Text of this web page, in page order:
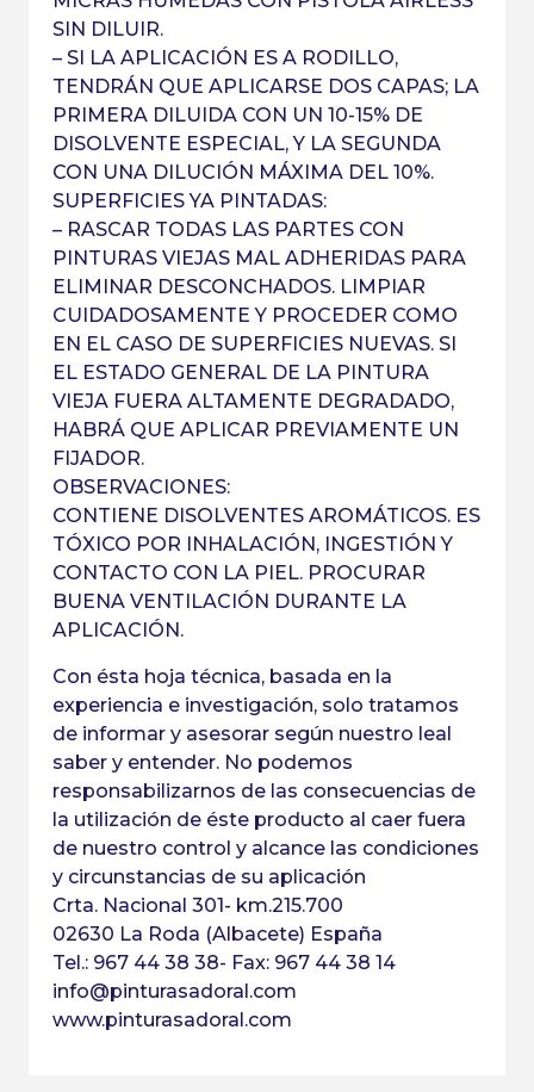
SIN DILUIR.
– SI LA APLICACIÓN ES A RODILLO,
TENDRÁN QUE APLICARSE DOS CAPAS; LA
PRIMERA DILUIDA CON UN 10-15% DE
DISOLVENTE ESPECIAL, Y LA SEGUNDA
CON UNA DILUCIÓN MÁXIMA DEL 10%.
SUPERFICIES YA PINTADAS:
– RASCAR TODAS LAS PARTES CON
PINTURAS VIEJAS MAL ADHERIDAS PARA
ELIMINAR DESCONCHADOS. LIMPIAR
CUIDADOSAMENTE Y PROCEDER COMO
EN EL CASO DE SUPERFICIES NUEVAS. SI
EL ESTADO GENERAL DE LA PINTURA
VIEJA FUERA ALTAMENTE DEGRADADO,
HABRÁ QUE APLICAR PREVIAMENTE UN
FIJADOR.
OBSERVACIONES:
CONTIENE DISOLVENTES AROMÁTICOS. ES
TÓXICO POR INHALACIÓN, INGESTIÓN Y
CONTACTO CON LA PIEL. PROCURAR
BUENA VENTILACIÓN DURANTE LA
APLICACIÓN.
Con ésta hoja técnica, basada en la
experiencia e investigación, solo tratamos
de informar y asesorar según nuestro leal
saber y entender. No podemos
responsabilizarnos de las consecuencias de
la utilización de éste producto al caer fuera
de nuestro control y alcance las condiciones
y circunstancias de su aplicación
Crta. Nacional 301- km.215.700
02630 La Roda (Albacete) España
Tel.: 967 44 38 38- Fax: 967 44 38 14
info@pinturasadoral.com
www.pinturasadoral.com